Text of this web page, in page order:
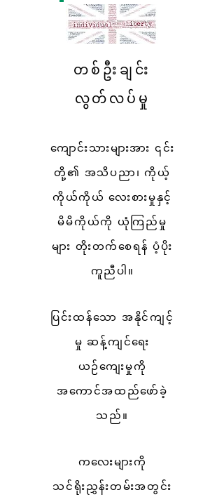
တစ်ဦးချင်း
လွတ်လပ်မှု
ကျောင်းသားများအား ၎င်း
တို့၏ အသိပညာ၊ ကိုယ့်
ကိုယ်ကိုယ် လေးစားမှုနှင့်
မိမိကိုယ်ကို ယုံကြည်မှု
များ တိုးတက်စေရန် ပံ့ပိုး
ကူညီပါ။
ပြင်းထန်သော အနိုင်ကျင့်
မှု ဆန့်ကျင်ရေး
ယဉ်ကျေးမှုကို
အကောင်အထည်ဖော်ခဲ့
သည်။
ကလေးများကို
သင်ရိုးညွှန်းတမ်းအတွင်း